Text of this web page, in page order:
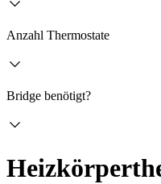
Anzahl Thermostate
Bridge benötigt?